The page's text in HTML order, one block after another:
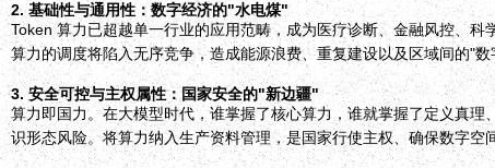
2. 基础性与通用性：数字经济的"水电煤"
Token 算力已超越单一行业的应用范畴，成为医疗诊断、金融风控、
算力的调度将陷入无序竞争，造成能源浪费、重复建设以及区域间的"
3. 安全可控与主权属性：国家安全的"新边疆"
算力即国力。在大模型时代，谁掌握了核心算力，谁就掌握了定义真
识形态风险。将算力纳入生产资料管理，是国家行使主权、确保数字